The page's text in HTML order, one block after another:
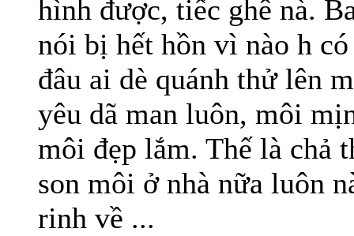
hình được, tiếc ghê nà.
nói bị hết hồn vì nào h
đâu ai dè quánh thử lên
yêu dã man luôn, môi
môi đẹp lắm. Thế là chả
son môi ở nhà nữa luôn
rinh về ...